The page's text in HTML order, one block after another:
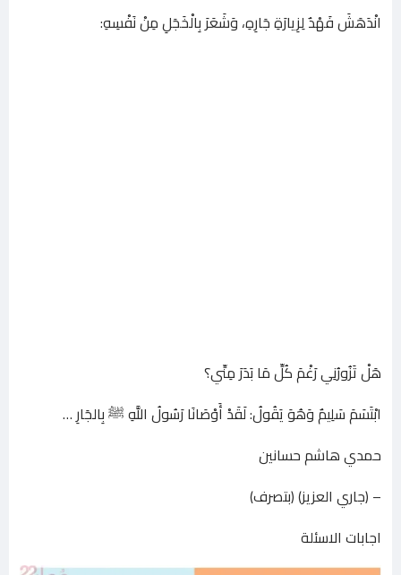
انْدَهَشَ فَهْدٌ لِزِيارَةِ جَارِهِ، وَشَعَرَ بِالْخَجَلِ مِنْ نَفْسِهِ:
هَلْ تَزُورُنِي رَغْمَ كُلِّ مَا بَدَرَ مِنِّي؟
ابْتَسَمَ سَلِيمٌ وَهُوَ يَقُولُ: لَقَدْ أَوْصَانَا رَسُولُ اللَّهِ ﷺ بِالجَارِ …
حمدي هاشم حسانين
– (جاري العزيز) (بتصرف)
اجابات الاسئلة